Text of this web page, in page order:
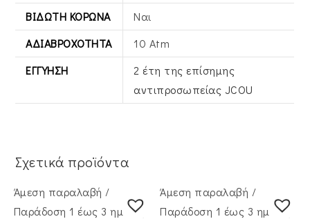
ΒΙΔΩΤΉ ΚΟΡΏΝΑ
Ναι
ΑΔΙΑΒΡΟΧΌΤΗΤΑ
10 Atm
ΕΓΓΎΗΣΗ
2 έτη της επίσημης
αντιπροσωπείας JCOU
Σχετικά προϊόντα
Άμεση παραλαβή /
Παράδoση 1 έως 3 ημέρες
Άμεση παραλαβή /
Παράδoση 1 έως 3 ημέρες